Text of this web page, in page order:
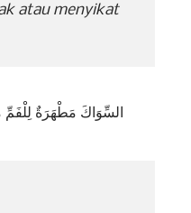
atau menyikat
(السِّوَاكَ مَطْهَرَةٌ